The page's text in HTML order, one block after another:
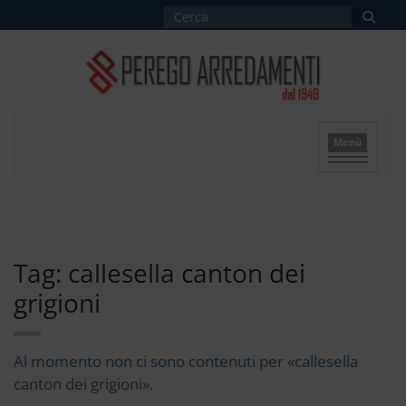
Menù
Tag: callesella canton dei
grigioni
Al momento non ci sono contenuti per «callesella
canton dei grigioni».